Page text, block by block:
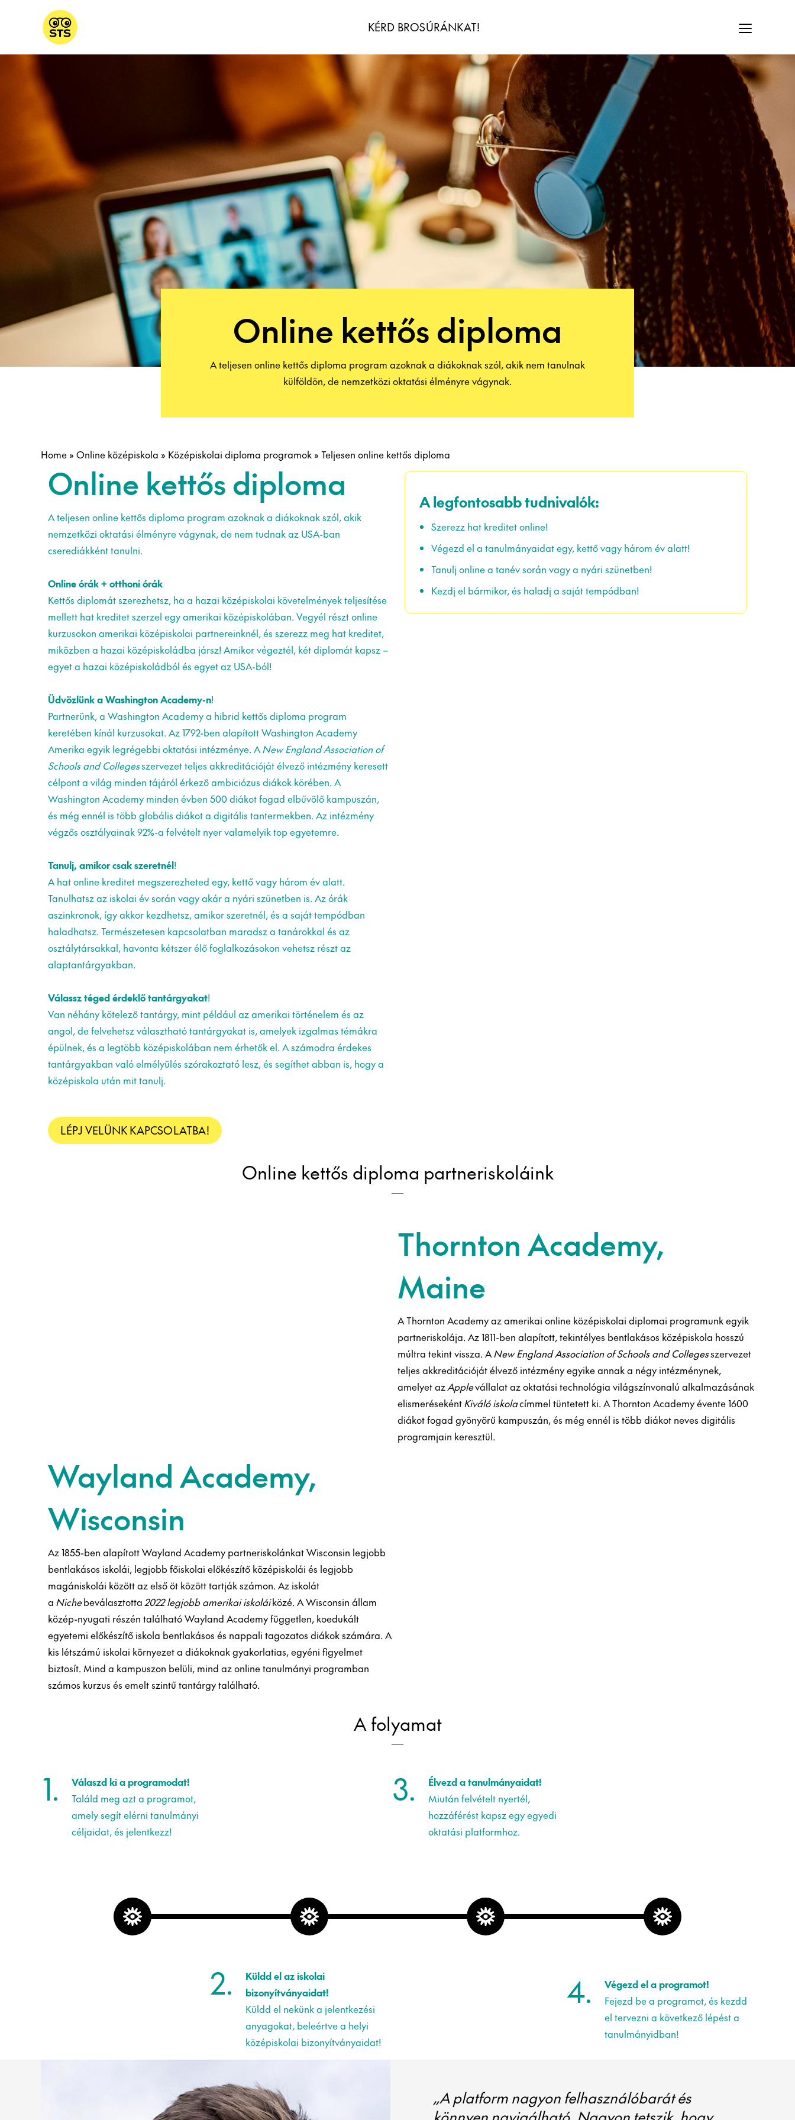
KÉRD BROSÚRÁNKAT!
Online kettős diploma
A teljesen online kettős diploma program azoknak a diákoknak szól, akik nem tanulnak
külföldön, de nemzetközi oktatási élményre vágynak.
Home » Online középiskola » Középiskolai diploma programok » Teljesen online kettős diploma
Online kettős diploma
A teljesen online kettős diploma program azoknak a diákoknak szól, akik
nemzetközi oktatási élményre vágynak, de nem tudnak az USA-ban
cserediákként tanulni.
Online órák + otthoni órák
Kettős diplomát szerezhetsz, ha a hazai középiskolai követelmények teljesítése
mellett hat kreditet szerzel egy amerikai középiskolában. Vegyél részt online
kurzusokon amerikai középiskolai partnereinknél, és szerezz meg hat kreditet,
miközben a hazai középiskoládba jársz! Amikor végeztél, két diplomát kapsz –
egyet a hazai középiskoládból és egyet az USA-ból!
Üdvözlünk a Washington Academy-n!
Partnerünk, a Washington Academy a hibrid kettős diploma program
keretében kínál kurzusokat. Az 1792-ben alapított Washington Academy
Amerika egyik legrégebbi oktatási intézménye. ANew England Association of
Schools and Collegesszervezet teljes akkreditációját élvező intézmény keresett
célpont a világ minden tájáról érkező ambiciózus diákok körében. A
Washington Academy minden évben 500 diákot fogad elbűvölő kampuszán,
és még ennél is több globális diákot a digitális tantermekben. Az intézmény
végzős osztályainak 92%-a felvételt nyer valamelyik top egyetemre.
Tanulj, amikor csak szeretnél!
A hat online kreditet megszerezheted egy, kettő vagy három év alatt.
Tanulhatsz az iskolai év során vagy akár a nyári szünetben is. Az órák
aszinkronok, így akkor kezdhetsz, amikor szeretnél, és a saját tempódban
haladhatsz. Természetesen kapcsolatban maradsz a tanárokkal és az
osztálytársakkal, havonta kétszer élő foglalkozásokon vehetsz részt az
alaptantárgyakban.
Válassz téged érdeklő tantárgyakat!
Van néhány kötelező tantárgy, mint például az amerikai történelem és az
angol, de felvehetsz választható tantárgyakat is, amelyek izgalmas témákra
épülnek, és a legtöbb középiskolában nem érhetők el. A számodra érdekes
tantárgyakban való elmélyülés szórakoztató lesz, és segíthet abban is, hogy a
középiskola után mit tanulj.
LÉPJ VELÜNK KAPCSOLATBA!
A legfontosabb tudnivalók:
Szerezz hat kreditet online!
Végezd el a tanulmányaidat egy, kettő vagy három év alatt!
Tanulj online a tanév során vagy a nyári szünetben!
Kezdj el bármikor, és haladj a saját tempódban!
Online kettős diploma partneriskoláink
Thornton Academy,
Maine
A Thornton Academy az amerikai online középiskolai diplomai programunk egyik
partneriskolája. Az 1811-ben alapított, tekintélyes bentlakásos középiskola hosszú
múltra tekint vissza. ANew England Association of Schools and Collegesszervezet
teljes akkreditációját élvező intézmény egyike annak a négy intézménynek,
amelyet azApplevállalat az oktatási technológia világszínvonalú alkalmazásának
elismerésekéntKiváló iskolacímmel tüntetett ki. A Thornton Academy évente 1600
diákot fogad gyönyörű kampuszán, és még ennél is több diákot neves digitális
programjain keresztül.
Wayland Academy,
Wisconsin
Az 1855-ben alapított Wayland Academy partneriskolánkat Wisconsin legjobb
bentlakásos iskolái, legjobb főiskolai előkészítő középiskolái és legjobb
magániskolái között az első öt között tartják számon. Az iskolát
a Nichebeválasztotta 2022 legjobb amerikai iskoláiközé. A Wisconsin állam
közép-nyugati részén található Wayland Academy független, koedukált
egyetemi előkészítő iskola bentlakásos és nappali tagozatos diákok számára. A
kis létszámú iskolai környezet a diákoknak gyakorlatias, egyéni figyelmet
biztosít. Mind a kampuszon belüli, mind az online tanulmányi programban
számos kurzus és emelt szintű tantárgy található.
A folyamat
1.
Válaszd ki a programodat!
Találd meg azt a programot,
amely segít elérni tanulmányi
céljaidat, és jelentkezz!
2.
Küldd el az iskolai
bizonyítványaidat!
Küldd el nekünk a jelentkezési
anyagokat, beleértve a helyi
középiskolai bizonyítványaidat!
3.
Élvezd a tanulmányaidat!
Miután felvételt nyertél,
hozzáférést kapsz egy egyedi
oktatási platformhoz.
4.
Végezd el a programot!
Fejezd be a programot, és kezdd
el tervezni a következő lépést a
tanulmányidban!
„A platform nagyon felhasználóbarát és